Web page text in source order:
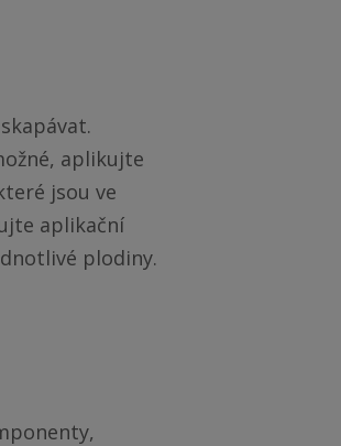
aplikujte
jsou ve
aplikační
plodiny.